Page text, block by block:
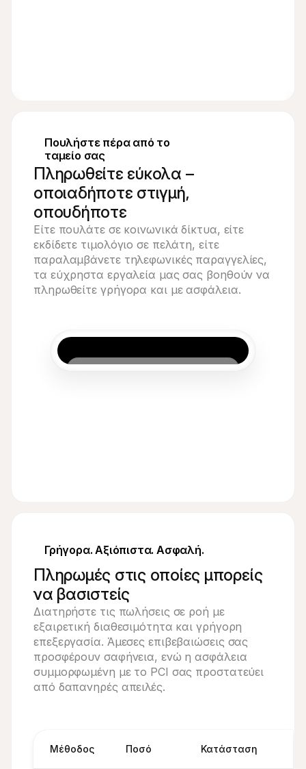
Πουλήστε πέρα από το
ταμείο σας
Πληρωθείτε εύκολα –
οποιαδήποτε στιγμή,
οπουδήποτε
Είτε πουλάτε σε κοινωνικά δίκτυα, είτε
εκδίδετε τιμολόγιο σε πελάτη, είτε
παραλαμβάνετε τηλεφωνικές παραγγελίες,
τα εύχρηστα εργαλεία μας σας βοηθούν να
πληρωθείτε γρήγορα και με ασφάλεια.
Γρήγορα. Αξιόπιστα. Ασφαλή.
Πληρωμές στις οποίες μπορείς
να βασιστείς
Διατηρήστε τις πωλήσεις σε ροή με
εξαιρετική διαθεσιμότητα και γρήγορη
επεξεργασία. Άμεσες επιβεβαιώσεις σας
προσφέρουν σαφήνεια, ενώ η ασφάλεια
συμμορφωμένη με το PCI σας προστατεύει
από δαπανηρές απειλές.
Μέθοδος Ποσό Κατάσταση